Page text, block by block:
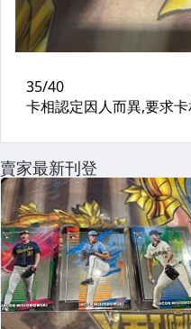
賣家最新刊登